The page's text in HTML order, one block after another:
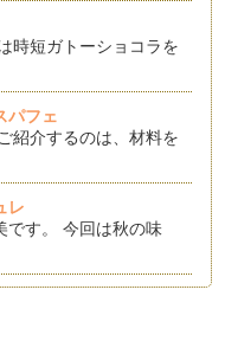
時短ガトーショコラを
パフェ
紹介するのは、材料を
レ
です。 今回は秋の味